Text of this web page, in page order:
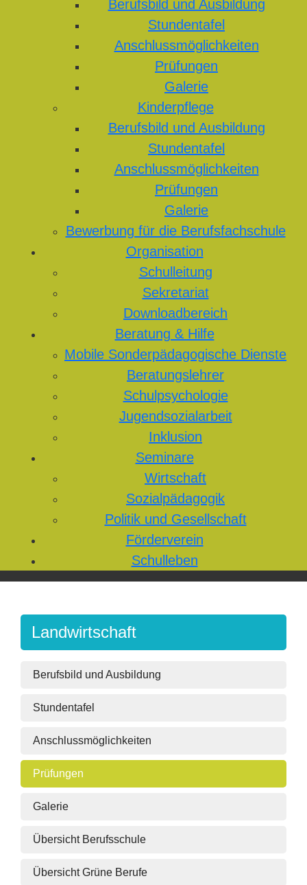
Berufsbild und Ausbildung
Stundentafel
Anschlussmöglichkeiten
Prüfungen
Galerie
Kinderpflege
Berufsbild und Ausbildung
Stundentafel
Anschlussmöglichkeiten
Prüfungen
Galerie
Bewerbung für die Berufsfachschule
Organisation
Schulleitung
Sekretariat
Downloadbereich
Beratung & Hilfe
Mobile Sonderpädagogische Dienste
Beratungslehrer
Schulpsychologie
Jugendsozialarbeit
Inklusion
Seminare
Wirtschaft
Sozialpädagogik
Politik und Gesellschaft
Förderverein
Schulleben
Landwirtschaft
Berufsbild und Ausbildung
Stundentafel
Anschlussmöglichkeiten
Prüfungen
Galerie
Übersicht Berufsschule
Übersicht Grüne Berufe